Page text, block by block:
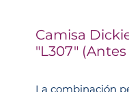
Camisa
"L307" (Antes
La combinación